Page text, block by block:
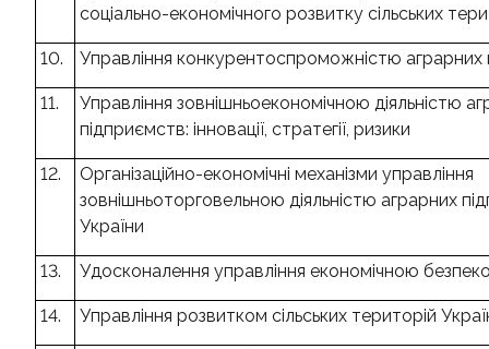
соціально-економічного розвитку сільських
10. Управління конкурентоспроможністю
11.
Управління зовнішньоекономічною діяльністю
підприємств: інновації, стратегії, ризики
12.
Організаційно-економічні механізми управління
зовнішньоторговельною діяльністю аграрних
України
13. Удосконалення управління економічною
14. Управління розвитком сільських територій